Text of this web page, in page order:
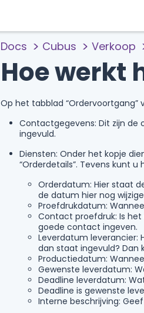
Docs Cubus Verkoop
Hoe werkt
Op het tabblad “Ordervoortgang”
Contactgegevens: Dit zijn
ingevuld.
Diensten: Onder het kopje
“Orderdetails”. Tevens kunt
Orderdatum: Hier staat
de datum hier nog
Proefdrukdatum:
Contact proefdruk: Is
goede contact ingeven.
Leverdatum leverancier:
dan staat ingevuld? Dan
Productiedatum:
Gewenste leverdatum:
Deadline leverdatum:
Deadline is gewenste
Interne beschrijving: